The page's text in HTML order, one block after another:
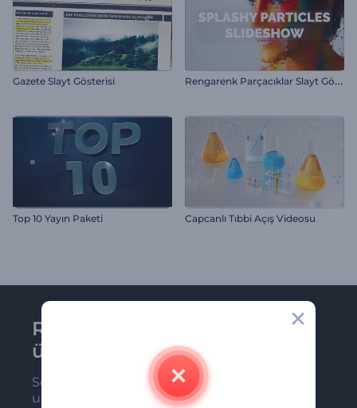
Gazete Slayt Gösterisi R
engarenk Parçacıklar Slayt Gösterisi
Top 10 Yayın Paketi Capcanlı Tıbbi Açış Videosu
Renderforest bültenine
üye olun
Son haber ve tekliflerimiz ilk olarak size
ulaşsın